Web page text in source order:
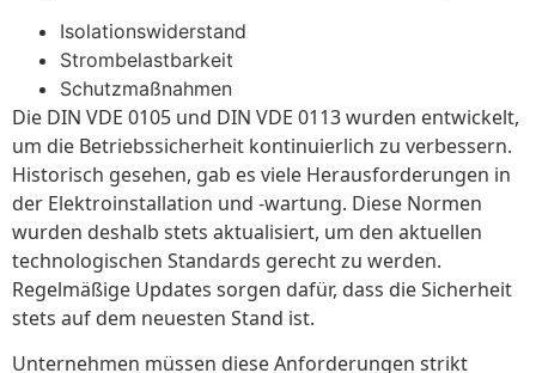
Isolationswiderstand
Strombelastbarkeit
Schutzmaßnahmen
Die DIN VDE 0105 und DIN VDE 0113 wurden entwickelt,
um die Betriebssicherheit kontinuierlich zu verbessern.
Historisch gesehen, gab es viele Herausforderungen in
der Elektroinstallation und -wartung. Diese Normen
wurden deshalb stets aktualisiert, um den aktuellen
technologischen Standards gerecht zu werden.
Regelmäßige Updates sorgen dafür, dass die Sicherheit
stets auf dem neuesten Stand ist.
Unternehmen müssen diese Anforderungen strikt